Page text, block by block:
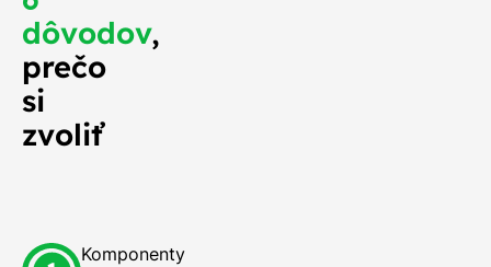
dôvodov,
prečo
si
zvoliť
Komponenty